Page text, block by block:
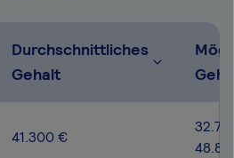
Durchschnittliches
Gehalt
41.300 €